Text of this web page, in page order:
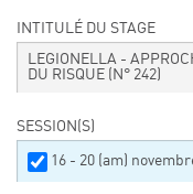
Equipe
Nous choisir
LOCATION DE
Accès
INTITULÉ DU STAGE
LEGIONELLA -
DU RISQUE (N° 242)
SESSION(S)
16 - 20 (am)